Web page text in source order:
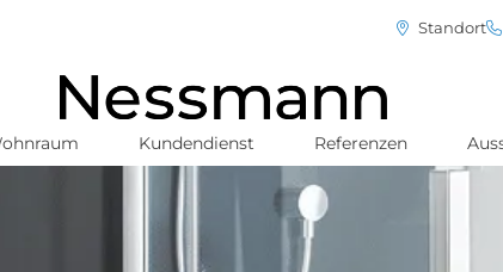
Standort
Kundendienst Referenzen